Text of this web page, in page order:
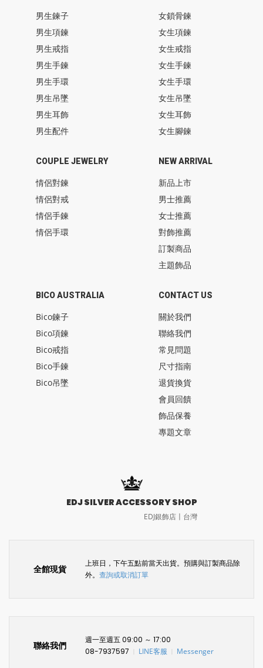
男生鍊子
男生項鍊
男生戒指
男生手鍊
男生手環
男生吊墜
男生耳飾
男生配件
女鎖骨鍊
女生項鍊
女生戒指
女生手鍊
女生手環
女生吊墜
女生耳飾
女生腳鍊
COUPLE JEWELRY
情侶對鍊
情侶對戒
情侶手鍊
情侶手環
BICO AUSTRALIA
Bico鍊子
Bico項鍊
Bico戒指
Bico手鍊
Bico吊墜
NEW ARRIVAL
新品上市
男士推薦
女士推薦
對飾推薦
訂製商品
主題飾品
CONTACT US
關於我們
聯絡我們
常見問題
尺寸指南
退貨換貨
會員回饋
飾品保養
專題文章
EDJ SILVER ACCESSORY SHOP
EDJ銀飾店〡台灣
全館現貨
上班日，下午五點前當天出貨。預購與訂製商品除
外。 查詢或取消訂單
聯絡我們
週一至週五 09:00 ～ 17:00
08-7937597
LINE客服 Messenger